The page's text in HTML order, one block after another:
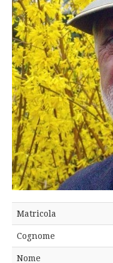
Matricola
Cognome
Nome